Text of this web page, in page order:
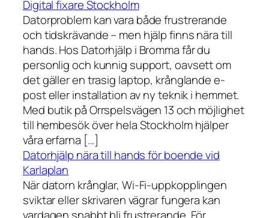
Digital fixare Stockholm
Datorproblem kan vara både frustrerande
och tidskrävande – men hjälp finns nära till
hands. Hos Datorhjälp i Bromma får du
personlig och kunnig support, oavsett om
det gäller en trasig laptop, krånglande e-
post eller installation av ny teknik i hemmet.
Med butik på Orrspelsvägen 13 och möjlighet
till hembesök över hela Stockholm hjälper
våra erfarna […]
Datorhjälp nära till hands för boende vid
Karlaplan
När datorn krånglar, Wi-Fi-uppkopplingen
sviktar eller skrivaren vägrar fungera kan